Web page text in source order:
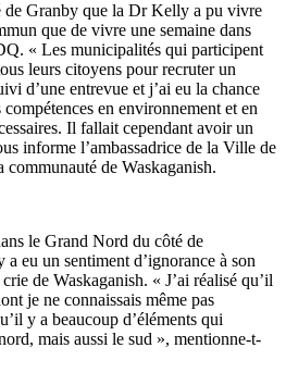
de Granby que la Dr Kelly a pu vivre
que de vivre une semaine dans
« Les municipalités qui participent
leurs citoyens pour recruter un
d’une entrevue et j’ai eu la chance
en environnement et en
Il fallait cependant avoir un
informe l’ambassadrice de la Ville de
de Waskaganish.
le Grand Nord du côté de
eu un sentiment d’ignorance à son
de Waskaganish. « J’ai réalisé qu’il
je ne connaissais même pas
y a beaucoup d’éléments qui
mais aussi le sud », mentionne-t-